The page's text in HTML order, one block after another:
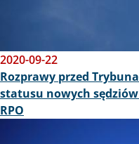
2020-09-22
Rozprawy przed
statusu nowych
RPO